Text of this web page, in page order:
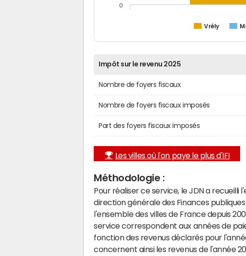
Vrély
0
Impôt sur le revenu 2025
Nombre de foyers fiscaux
Nombre de foyers fiscaux imposés
Part des foyers fiscaux imposés
Les villes où l'on paye le plus d'IFI
Méthodologie :
Pour réaliser ce service, le JDN a
direction générale des Finances
l'ensemble des villes de France depuis
service correspondent aux années de
fonction des revenus déclarés pour
concernent ainsi les revenus de l'année